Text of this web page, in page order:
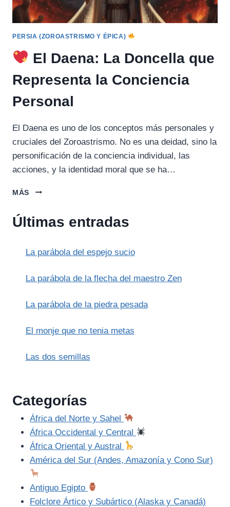
PERSIA (ZOROASTRISMO Y ÉPICA)
El Daena: La Doncella que
Representa la Conciencia
Personal
El Daena es uno de los conceptos más personales y
cruciales del Zoroastrismo. No es una deidad, sino la
personificación de la conciencia individual, las
acciones, y la identidad moral que se ha…
MÁS
LA
REPRESENTA
CONCIENCIA
Últimas entradas
La parábola del espejo sucio
La parábola de la flecha del maestro Zen
La parábola de la piedra pesada
El monje que no tenia metas
Las dos semillas
Categorías
África del Norte y Sahel
África Occidental y Central
África Oriental y Austral
América del Sur (Andes, Amazonía y Cono Sur)
Antiguo Egipto
Folclore Ártico y Subártico (Alaska y Canadá)